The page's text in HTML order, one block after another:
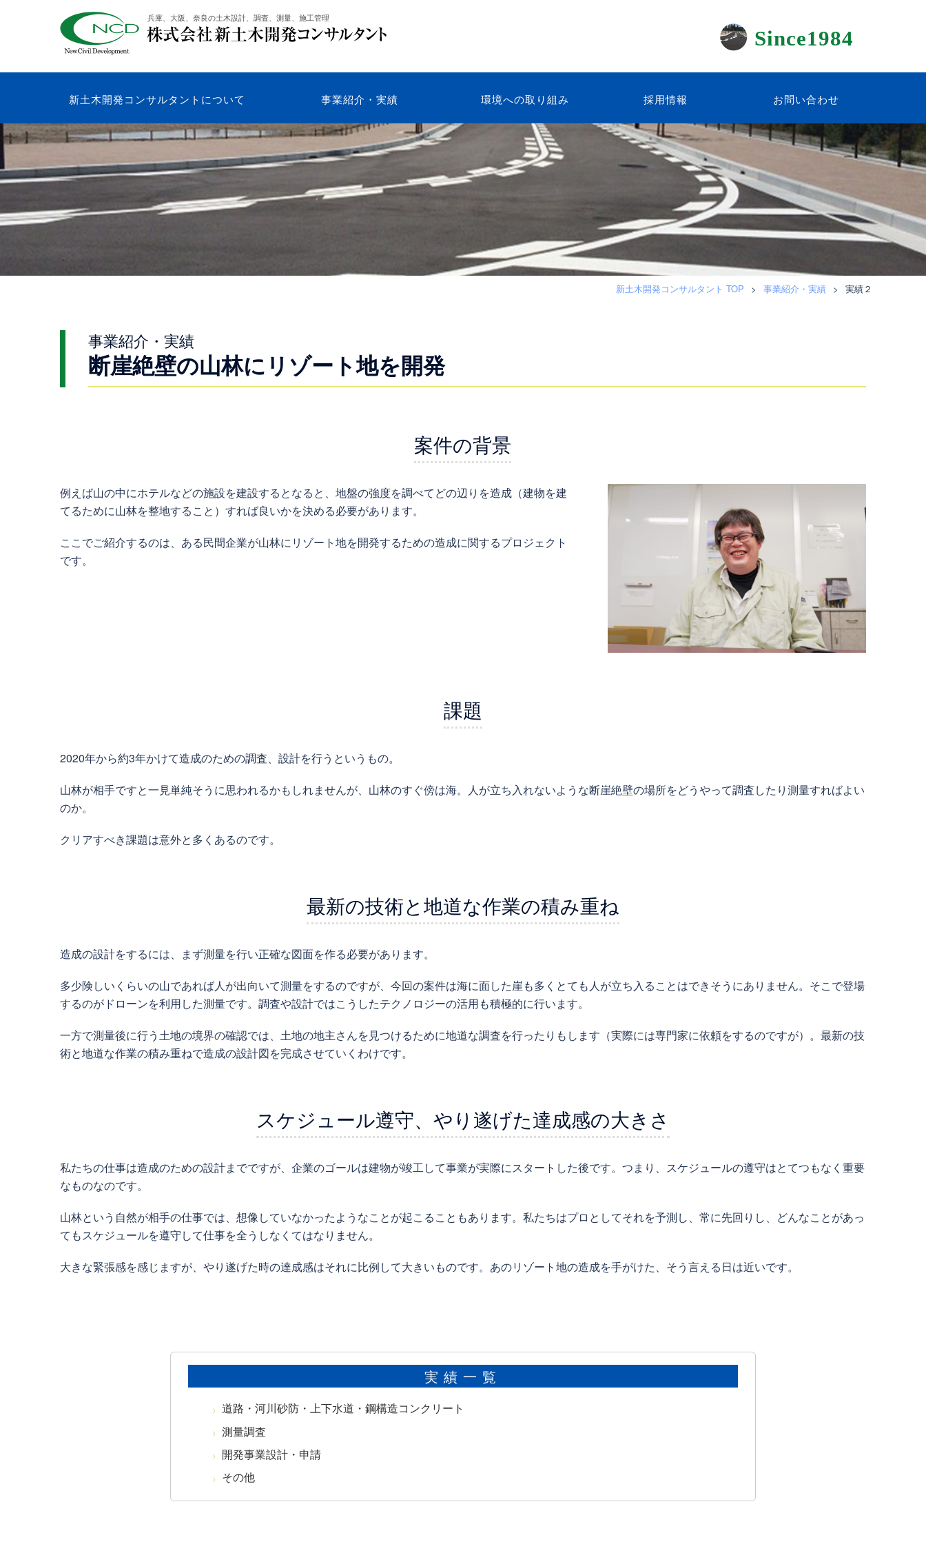
キ
ッ
プ
兵庫、大阪、奈良の土木設計、調査、測量、施工管理
Since1984
新土木開発コンサルタントについて 事業紹介・実績 環境への取り組み 採用情報 お問い合わせ
新土木開発コンサルタント TOP > 事業紹介・実績 > 実績２
事業紹介・実績
断崖絶壁の山林にリゾート地を開発
案件の背景
例えば山の中にホテルなどの施設を建設するとなると、地盤の強度を調べてどの辺りを造成（建物を建
てるために山林を整地すること）すれば良いかを決める必要があります。
ここでご紹介するのは、ある民間企業が山林にリゾート地を開発するための造成に関するプロジェクト
です。
課題
2020年から約3年かけて造成のための調査、設計を行うというもの。
山林が相手ですと一見単純そうに思われるかもしれませんが、山林のすぐ傍は海。人が立ち入れないような断崖絶壁の場所をどうやって調査したり測量すればよい
のか。
クリアすべき課題は意外と多くあるのです。
最新の技術と地道な作業の積み重ね
造成の設計をするには、まず測量を行い正確な図面を作る必要があります。
多少険しいくらいの山であれば人が出向いて測量をするのですが、今回の案件は海に面した崖も多くとても人が立ち入ることはできそうにありません。そこで登場
するのがドローンを利用した測量です。調査や設計ではこうしたテクノロジーの活用も積極的に行います。
一方で測量後に行う土地の境界の確認では、土地の地主さんを見つけるために地道な調査を行ったりもします（実際には専門家に依頼をするのですが）。最新の技
術と地道な作業の積み重ねで造成の設計図を完成させていくわけです。
スケジュール遵守、やり遂げた達成感の大きさ
私たちの仕事は造成のための設計までですが、企業のゴールは建物が竣工して事業が実際にスタートした後です。つまり、スケジュールの遵守はとてつもなく重要
なものなのです。
山林という自然が相手の仕事では、想像していなかったようなことが起こることもあります。私たちはプロとしてそれを予測し、常に先回りし、どんなことがあっ
てもスケジュールを遵守して仕事を全うしなくてはなりません。
大きな緊張感を感じますが、やり遂げた時の達成感はそれに比例して大きいものです。あのリゾート地の造成を手がけた、そう言える日は近いです。
実績一覧
道路・河川砂防・上下水道・鋼構造コンクリート
測量調査
開発事業設計・申請
その他